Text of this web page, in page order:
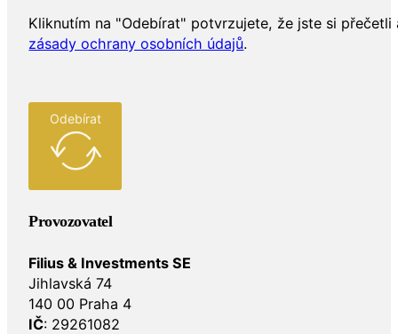
Kliknutím na "Odebírat" potvrzujete, že jste si přečetli
zásady ochrany osobních údajů.
Odebírat
Provozovatel
Filius & Investments SE
Jihlavská 74
140 00 Praha 4
IČ: 29261082